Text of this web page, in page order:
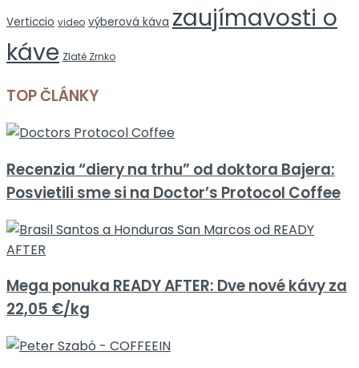
Verticcio video výberová káva zaujímavosti o
káve Zlaté Zrnko
TOP ČLÁNKY
Recenzia “diery na trhu” od doktora Bajera:
Posvietili sme si na Doctor’s Protocol Coffee
Mega ponuka READY AFTER: Dve nové kávy za
22,05 €/kg